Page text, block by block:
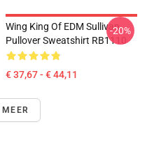
Wing King Of EDM Sullivan
Pullover Sweatshirt RB1110
€ 37,67 - € 44,11
-20%